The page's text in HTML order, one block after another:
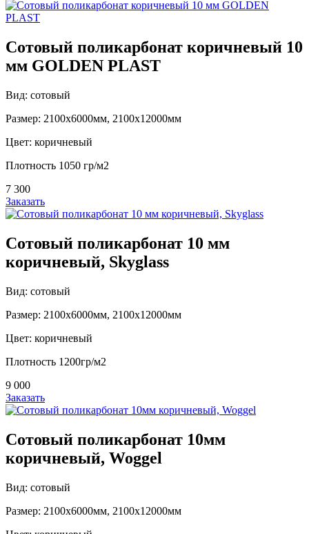
Сотовый поликарбонат коричневый 10
мм GOLDEN PLAST
Вид: сотовый
Размер: 2100х6000мм, 2100х12000мм
Цвет: коричневый
Плотность 1050 гр/м2
7 300
Заказать
Сотовый поликарбонат 10 мм
коричневый, Skyglass
Вид: сотовый
Размер: 2100х6000мм, 2100х12000мм
Цвет: коричневый
Плотность 1200гр/м2
9 000
Заказать
Сотовый поликарбонат 10мм
коричневый, Woggel
Вид: сотовый
Размер: 2100х6000мм, 2100х12000мм